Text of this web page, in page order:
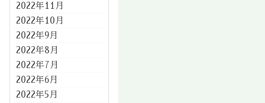
2022年11月
2022年10月
2022年9月
2022年8月
2022年7月
2022年6月
2022年5月